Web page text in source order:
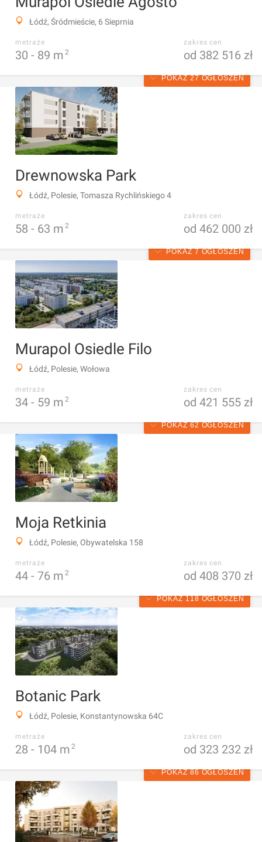
Łódź, Śródmieście, 6 Sieprnia
metraże
30 - 89 m 2
zakres cen
od 382 516 zł
POKAŻ 27 OGŁOSZEŃ
Drewnowska Park
Łódź, Polesie, Tomasza Rychlińskiego 4
metraże
58 - 63 m 2
zakres cen
od 462 000 zł
POKAŻ 7 OGŁOSZEŃ
Murapol Osiedle Filo
Łódź, Polesie, Wołowa
metraże
34 - 59 m 2
zakres cen
od 421 555 zł
POKAŻ 62 OGŁOSZEŃ
Moja Retkinia
Łódź, Polesie, Obywatelska 158
metraże
44 - 76 m 2
zakres cen
od 408 370 zł
POKAŻ 118 OGŁOSZEŃ
Botanic Park
Łódź, Polesie, Konstantynowska 64C
metraże
28 - 104 m 2
zakres cen
od 323 232 zł
POKAŻ 86 OGŁOSZEŃ